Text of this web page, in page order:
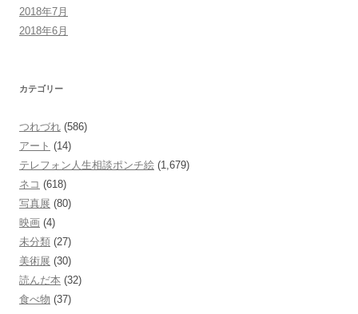
2018年7月
2018年6月
カテゴリー
つれづれ (586)
アート (14)
テレフォン人生相談ポンチ絵 (1,679)
ネコ (618)
写真展 (80)
映画 (4)
未分類 (27)
美術展 (30)
読んだ本 (32)
食べ物 (37)